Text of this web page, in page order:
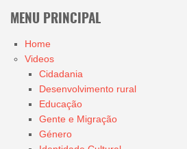
MENU PRINCIPAL
Home
Videos
Cidadania
Desenvolvimento rural
Educação
Gente e Migração
Género